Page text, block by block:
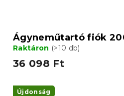
Ágyneműtartó fiók
Raktáron (>10 db)
36 098 Ft
Újdonság